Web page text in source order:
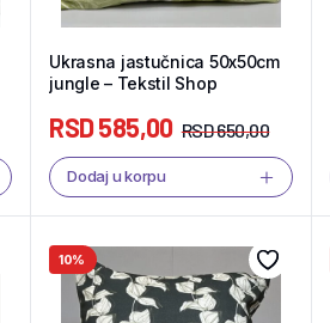
Ukrasna jastučnica 50x50cm
jungle – Tekstil Shop
RSD650,00
RSD585,00
Dodaj u korpu
10%